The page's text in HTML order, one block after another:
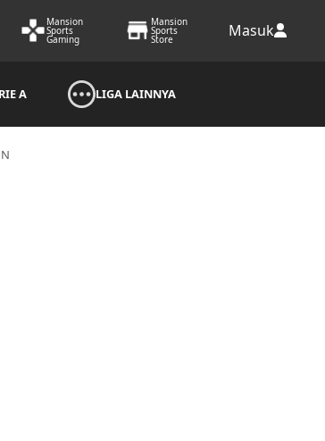
Mansion
Sports
Gaming
Mansion
Sports
Store Masuk
A LIGA LAINNYA